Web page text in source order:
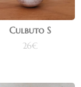
Culbuto S
26€